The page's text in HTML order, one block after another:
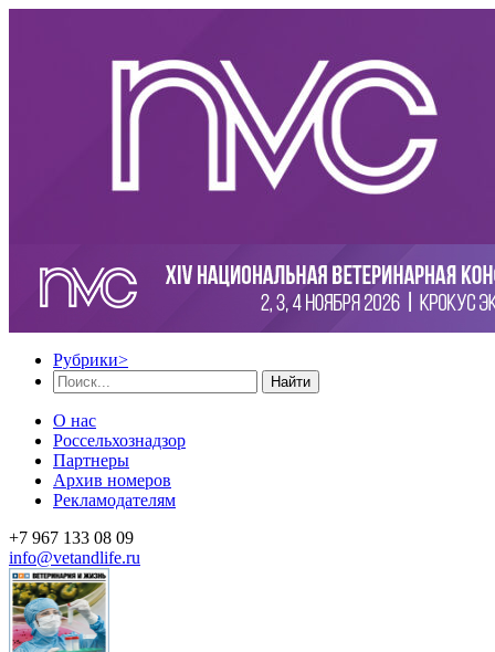
Рубрики>
Найти
О нас
Россельхознадзор
Партнеры
Архив номеров
Рекламодателям
+7 967 133 08 09
info@vetandlife.ru